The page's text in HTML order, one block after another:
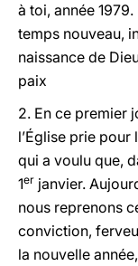
à toi, année
temps nouveau,
naissance de
paix
2. En ce premier
l’Église prie pour
qui a voulu que,
1er janvier.
nous reprenons
conviction,
la nouvelle